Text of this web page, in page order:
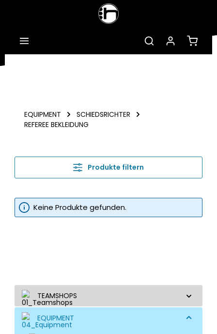
Zum Hauptinhalt springen
EQUIPMENT
SCHIEDSRICHTER
REFEREE BEKLEIDUNG
Produkte filtern
Keine Produkte gefunden.
TEAMSHOPS
EQUIPMENT